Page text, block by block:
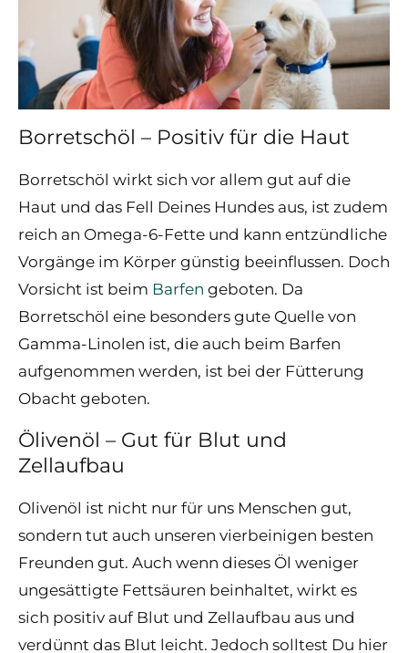
Borretschöl – Positiv für die Haut
Borretschöl wirkt sich vor allem gut auf die
Haut und das Fell Deines Hundes aus, ist zudem
reich an Omega-6-Fette und kann entzündliche
Vorgänge im Körper günstig beeinflussen. Doch
Vorsicht ist beim Barfen geboten. Da
Borretschöl eine besonders gute Quelle von
Gamma-Linolen ist, die auch beim Barfen
aufgenommen werden, ist bei der Fütterung
Obacht geboten.
Ölivenöl – Gut für Blut und
Zellaufbau
Olivenöl ist nicht nur für uns Menschen gut,
sondern tut auch unseren vierbeinigen besten
Freunden gut. Auch wenn dieses Öl weniger
ungesättigte Fettsäuren beinhaltet, wirkt es
sich positiv auf Blut und Zellaufbau aus und
verdünnt das Blut leicht. Jedoch solltest Du hier